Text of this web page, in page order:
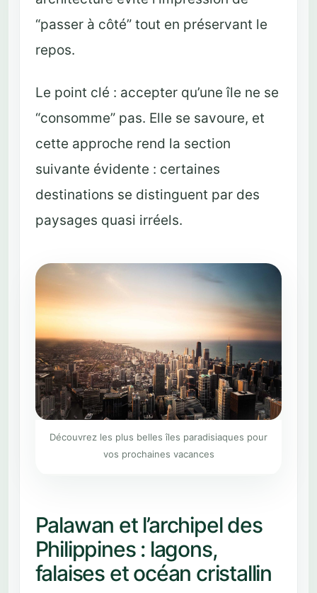
“passer à côté” tout en préservant le
repos.
Le point clé : accepter qu’une île ne se
“consomme” pas. Elle se savoure, et
cette approche rend la section
suivante évidente : certaines
destinations se distinguent par des
paysages quasi irréels.
Découvrez les plus belles îles paradisiaques pour
vos prochaines vacances
Palawan et l’archipel des
Philippines : lagons,
falaises et océan cristallin